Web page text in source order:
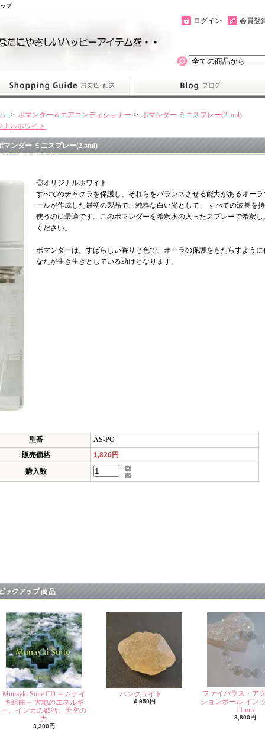
プ
会員登
ログイン
> ポマンダー＆エアコンディショナー > ポマンダー ミニスプレー(2.5ml)
ナルホワイト
マンダー ミニスプレー(2.5ml)
リジナルホワイト
◎オリジナルホワイト
すべてのチャクラを保護し、それらをバランスさせる能力があるオー
ールが作成した最初の製品で、純粋な白い光として、 すべての波長を
使うのに最適です。このポマンダーを希釈水の入ったスプレーで希釈
ください。
ポマンダーは、すばらしい香りと色で、オーラの保護をもたらすよう
なたが生き生きとしている助けとなります。
型番
AS-PO
販売価格
1,826円
購入数
Munayki Suite CD ～ムナイ
キ組曲～ 大地のエネルギ
ー、インカの叡智、天空の
力
3,300円
ハンクサイト
4,950円
ファイバラス・ア
ションボール イン
11mm
8,800円